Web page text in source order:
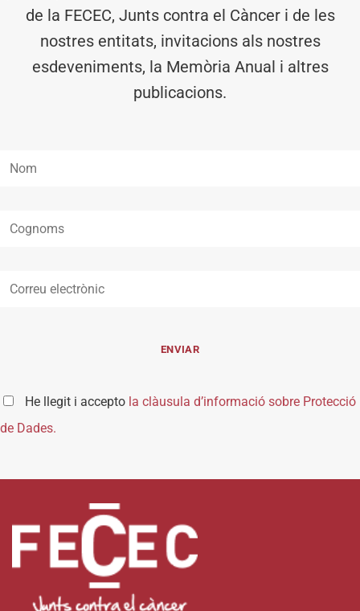
de la FECEC, Junts contra el Càncer i de les
nostres entitats, invitacions als nostres
esdeveniments, la Memòria Anual i altres
publicacions.
He llegit i accepto la clàusula d’informació sobre Protecció
de Dades.